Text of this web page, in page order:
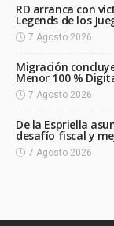
RD arranca con
Legends de los
7 Agosto 2026
Migración
Menor 100 %
7 Agosto 2026
De la Espriella
desafío fiscal y
7 Agosto 2026